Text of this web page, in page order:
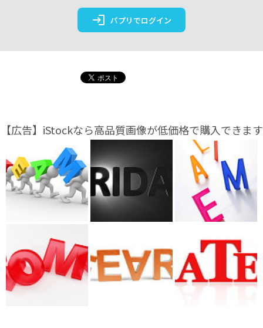
login パプリでログイン
【広告】iStockなら高品質画像が低価格で購入できます